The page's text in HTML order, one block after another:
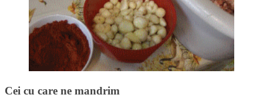
Cei cu care ne mandrim